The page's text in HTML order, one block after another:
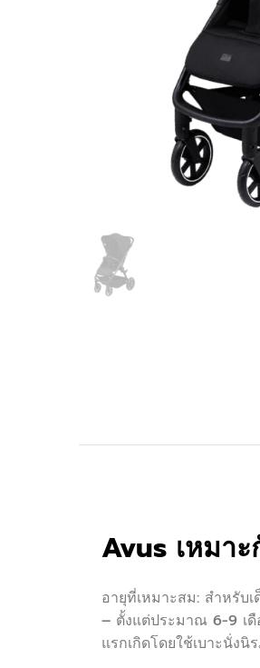
Avus เหมา
อายุที่เหมาะสม: สำหรับ
– ตั้งแต่ประมาณ 6-9 เ
แรกเกิดโดยใช้เบาะนั่งนิ